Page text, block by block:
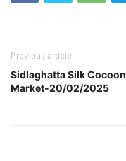
Previous article
Sidlaghatta Silk Cocoon
Market-20/02/2025